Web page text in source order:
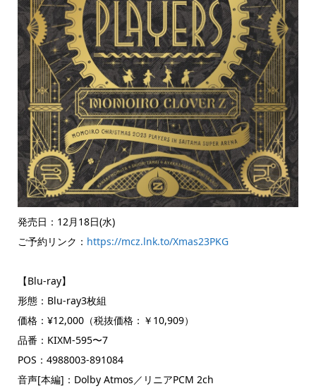
発売日：12月18日(水)
ご予約リンク： https://mcz.lnk.to/Xmas23PKG
【Blu-ray】
形態：Blu-ray3枚組
価格：¥12,000（税抜価格：￥10,909）
品番：KIXM-595〜7
POS：4988003-891084
音声[本編]：Dolby Atmos／リニアPCM 2ch